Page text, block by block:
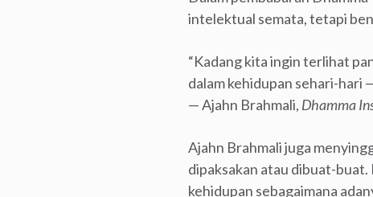
intelektual semata, tetapi
“Kadang kita ingin terlihat
dalam kehidupan sehari-hari
— Ajahn Brahmali, Dhamma
Ajahn Brahmali juga
dipaksakan atau dibuat-
kehidupan sebagaimana